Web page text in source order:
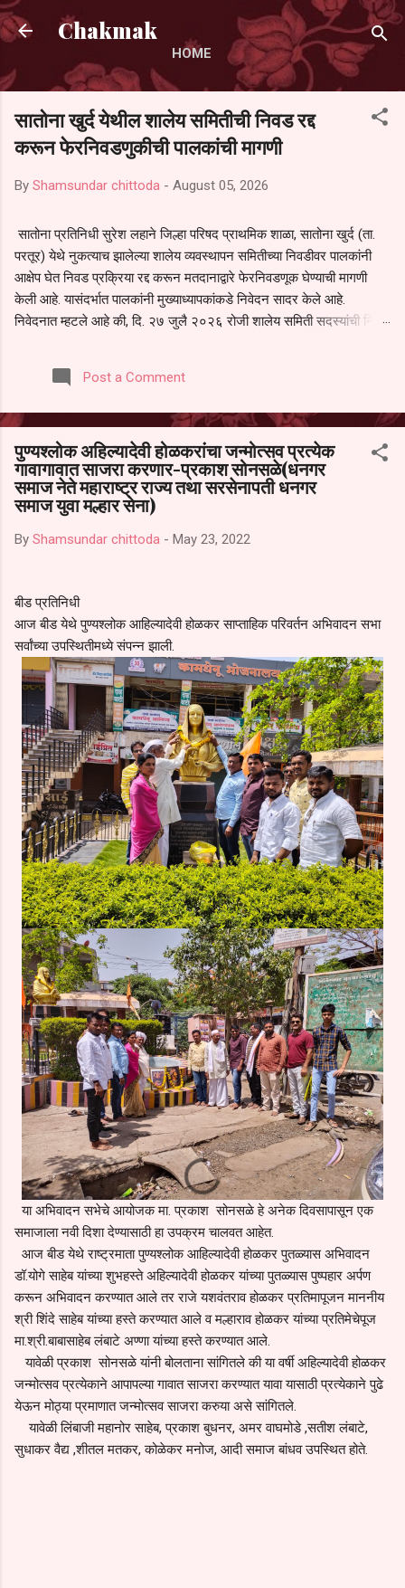
Skip to main content
Chakmak
HOME
सातोना खुर्द येथील शालेय समितीची निवड रद्द
करून फेरनिवडणुकीची पालकांची मागणी
By Shamsundar chittoda - August 05, 2026
सातोना प्रतिनिधी सुरेश लहाने जिल्हा परिषद प्राथमिक शाळा, सातोना खुर्द (ता.
परतूर) येथे नुकत्याच झालेल्या शालेय व्यवस्थापन समितीच्या निवडीवर पालकांनी
आक्षेप घेत निवड प्रक्रिया रद्द करून मतदानाद्वारे फेरनिवडणूक घेण्याची मागणी
केली आहे. यासंदर्भात पालकांनी मुख्याध्यापकांकडे निवेदन सादर केले आहे.
निवेदनात म्हटले आहे की, दि. २७ जुलै २०२६ रोजी शालेय समिती सदस्यांची निवड
पालकांना देण्यात आली नसल्याने मोठ्या संख्येने पालक बैठकीस उपस्थित राहू शकले
नाहीत. तसेच सर्व पालकांना विश्वासात न घेता निवड प्रक्रिया पूर्ण करण्यात
करण्यात यावी आणि सर्व पालकांच्या उपस्थितीत मतदान पद्धतीने शालेय समितीची
फेरनिवडणूक घेण्यात यावी, अशी मागणी पालकांनी केली आहे. या निवेदनाच्या प्रती
जिल्हा शिक्षण अधिकारी (प्राथमिक), जालना तसेच तालुका शिक्षण अधिकारी,
परतूर यांनाही पाठविण्यात आल्या असून प्रशासन याबाबत काय निर्णय घेते, याकडे
पालकांचे लक्ष लागले आहे. या न...
Post a Comment
पुण्यश्लोक अहिल्यादेवी होळकरांचा जन्मोत्सव प्रत्येक
गावागावात साजरा करणार-प्रकाश सोनसळे(धनगर
समाज नेते महाराष्ट्र राज्य तथा सरसेनापती धनगर
समाज युवा मल्हार सेना)
By Shamsundar chittoda - May 23, 2022
बीड प्रतिनिधी
आज बीड येथे पुण्यश्लोक आहिल्यादेवी होळकर साप्ताहिक परिवर्तन अभिवादन सभा
सर्वांच्या उपस्थितीमध्ये संपन्न झाली.
या अभिवादन सभेचे आयोजक मा. प्रकाश सोनसळे हे अनेक दिवसापासून एक
समाजाला नवी दिशा देण्यासाठी हा उपक्रम चालवत आहेत.
आज बीड येथे राष्ट्रमाता पुण्यश्लोक आहिल्यादेवी होळकर पुतळ्यास अभिवादन
डॉ.योगे साहेब यांच्या शुभहस्ते अहिल्यादेवी होळकर यांच्या पुतळ्यास पुष्पहार अर्पण
करून अभिवादन करण्यात आले तर राजे यशवंतराव होळकर प्रतिमापूजन माननीय
श्री शिंदे साहेब यांच्या हस्ते करण्यात आले व मल्हाराव होळकर यांच्या प्रतिमेचेपूज
मा.श्री.बाबासाहेब लंबाटे अण्णा यांच्या हस्ते करण्यात आले.
यावेळी प्रकाश सोनसळे यांनी बोलताना सांगितले की या वर्षी अहिल्यादेवी होळकर
जन्मोत्सव प्रत्येकाने आपापल्या गावात साजरा करण्यात यावा यासाठी प्रत्येकाने पुढे
येऊन मोठ्या प्रमाणात जन्मोत्सव साजरा करुया असे सांगितले.
यावेळी लिंबाजी महानोर साहेब, प्रकाश बुधनर, अमर वाघमोडे ,सतीश लंबाटे,
सुधाकर वैद्य ,शीतल मतकर, कोळेकर मनोज, आदी समाज बांधव उपस्थित होते.